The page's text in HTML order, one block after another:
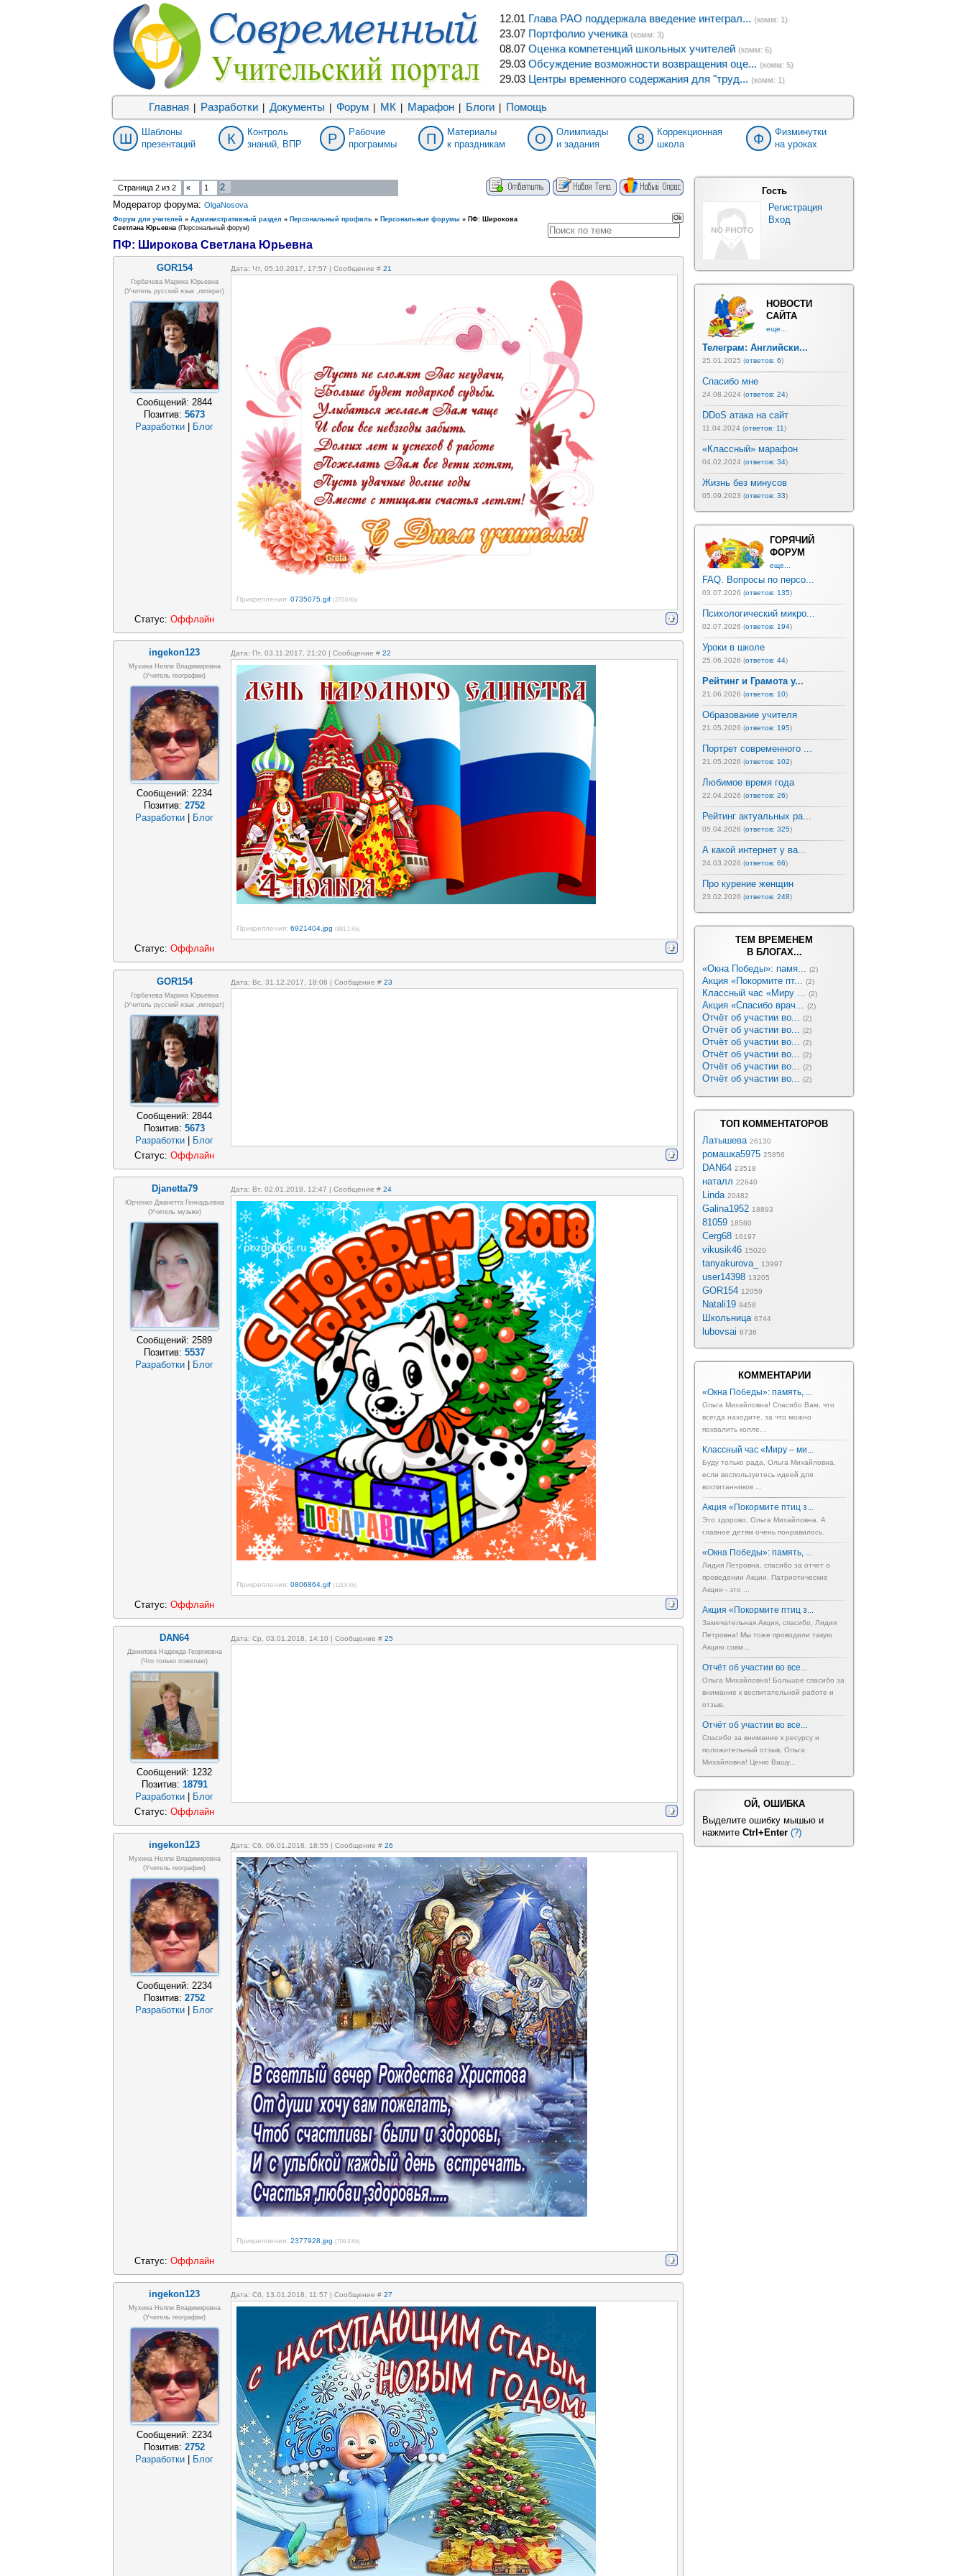
12.01 Глава РАО поддержала введение интеграл... (комм: 1)
23.07 Портфолио ученика (комм: 3)
08.07 Оценка компетенций школьных учителей (комм: 6)
29.03 Обсуждение возможности возвращения оце... (комм: 5)
29.03 Центры временного содержания для "труд... (комм: 1)
Главная Разработки Документы Форум МК Марафон Блоги Помощь
Ш
Шаблоны
презентаций
К
Контроль
знаний, ВПР
Р
Рабочие
программы
П
Материалы
к праздникам
О
Олимпиады
и задания
8
Коррекционная
школа
Ф
Физминутки
на уроках
Страница 2 из 2 « 1
2
Модератор форума: OlgaNosova
Форум для учителей » Административный раздел » Персональный профиль » Персональные форумы » ПФ: Широкова
Светлана Юрьевна (Персональный форум)
ПФ: Широкова Светлана Юрьевна
GOR154 Дата: Чт, 05.10.2017, 17:57 | Сообщение # 21
Горбачева Марина Юрьевна
(учитель русский язык ,литерат)
Сообщений: 2844
Позитив: 5673
Разработки
Блог
Прикрепления: 0735075.gif (270.0 Kb)
Статус: Оффлайн
ingekon123 Дата: Пт, 03.11.2017, 21:20 | Сообщение # 22
Мухина Нелли Владимировна
(Учитель географии)
Сообщений: 2234
Позитив: 2752
Разработки
Блог
Прикрепления: 6921404.jpg (881.1 Kb)
Статус: Оффлайн
GOR154 Дата: Вс, 31.12.2017, 18:06 | Сообщение # 23
Горбачева Марина Юрьевна
(учитель русский язык ,литерат)
Сообщений: 2844
Позитив: 5673
Разработки
Блог
Статус: Оффлайн
Djanetta79 Дата: Вт, 02.01.2018, 12:47 | Сообщение # 24
Юрченко Джанетта Геннадьевна
(Учитель музыки)
Сообщений: 2589
Позитив: 5537
Разработки | Блог
Прикрепления: 0806864.gif (118.8 Kb)
Статус: Оффлайн
DAN64 Дата: Ср, 03.01.2018, 14:10 | Сообщение # 25
Данилова Надежда Георгиевна
(что только пожелаю)
Сообщений: 1232
Позитив: 18791
Разработки
Блог
Статус: Оффлайн
ingekon123 Дата: Сб, 06.01.2018, 18:55 | Сообщение # 26
Мухина Нелли Владимировна
(Учитель географии)
Сообщений: 2234
Позитив: 2752
Разработки
Блог
Прикрепления: 2377928.jpg (709.3 Kb)
Статус: Оффлайн
ingekon123 Дата: Сб, 13.01.2018, 11:57 | Сообщение # 27
Мухина Нелли Владимировна
(Учитель географии)
Сообщений: 2234
Позитив: 2752
Разработки
Блог
Гость
Регистрация
Вход
НОВОСТИ
САЙТА
еще...
Телеграм: Английски...
25.01.2025 (ответов: 6)
Спасибо мне
24.08.2024 (ответов: 24)
DDoS атака на сайт
11.04.2024 (ответов: 11)
«Классный» марафон
04.02.2024 (ответов: 34)
Жизнь без минусов
05.09.2023 (ответов: 33)
ГОРЯЧИЙ
ФОРУМ
еще...
FAQ. Вопросы по персо...
03.07.2026 (ответов: 135)
Психологический микро...
02.07.2026 (ответов: 194)
Уроки в школе
25.06.2026 (ответов: 44)
Рейтинг и Грамота у...
21.06.2026 (ответов: 10)
Образование учителя
21.05.2026 (ответов: 195)
Портрет современного ...
21.05.2026 (ответов: 102)
Любимое время года
22.04.2026 (ответов: 26)
Рейтинг актуальных ра...
05.04.2026 (ответов: 325)
А какой интернет у ва...
24.03.2026 (ответов: 66)
Про курение женщин
23.02.2026 (ответов: 248)
ТЕМ ВРЕМЕНЕМ
В БЛОГАХ...
«Окна Победы»: памя... (2)
Акция «Покормите пт... (2)
Классный час «Миру ... (2)
Акция «Спасибо врач... (2)
Отчёт об участии во... (2)
Отчёт об участии во... (2)
Отчёт об участии во... (2)
Отчёт об участии во... (2)
Отчёт об участии во... (2)
Отчёт об участии во... (2)
ТОП КОММЕНТАТОРОВ
Латышева 26130
ромашка5975 25856
DAN64 23518
наталл 22640
Linda 20482
Galina1952 18893
81059 18580
Cerg68 16197
vikusik46 15020
tanyakurova_ 13997
user14398 13205
GOR154 12059
Natali19 9458
Школьница 8744
lubovsai 8736
КОММЕНТАРИИ
«Окна Победы»: память, ...
Ольга Михайловна! Спасибо Вам, что
всегда находите, за что можно
похвалить колле...
Классный час «Миру – ми...
Буду только рада, Ольга Михайловна,
если воспользуетесь идеей для
воспитанников ...
Акция «Покормите птиц з...
Это здорово, Ольга Михайловна. А
главное детям очень понравилось.
«Окна Победы»: память, ...
Лидия Петровна, спасибо за отчет о
проведении Акции. Патриотические
Акции - это ...
Акция «Покормите птиц з...
Замечательная Акция, спасибо, Лидия
Петровна! Мы тоже проводили такую
Акцию совм...
Отчёт об участии во все...
Ольга Михайловна! Большое спасибо за
внимание к воспитательной работе и
отзыв.
Отчёт об участии во все...
Спасибо за внимание к ресурсу и
положительный отзыв, Ольга
Михайловна! Ценю Вашу...
ОЙ, ОШИБКА
Выделите ошибку мышью и
нажмите Ctrl+Enter (?)